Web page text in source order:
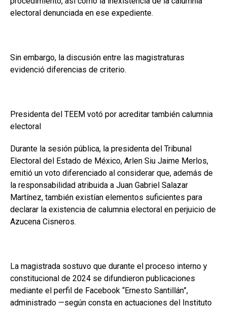
electoral denunciada en ese expediente.
Sin embargo, la discusión entre las magistraturas
evidenció diferencias de criterio.
Presidenta del TEEM votó por acreditar también calumnia
electoral
Durante la sesión pública, la presidenta del Tribunal
Electoral del Estado de México, Arlen Siu Jaime Merlos,
emitió un voto diferenciado al considerar que, además de
la responsabilidad atribuida a Juan Gabriel Salazar
Martínez, también existían elementos suficientes para
declarar la existencia de calumnia electoral en perjuicio de
Azucena Cisneros.
La magistrada sostuvo que durante el proceso interno y
constitucional de 2024 se difundieron publicaciones
mediante el perfil de Facebook “Ernesto Santillán”,
administrado —según consta en actuaciones del Instituto